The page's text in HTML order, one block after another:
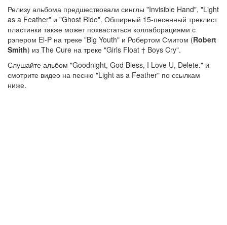
Релизу альбома предшествовали синглы "Invisible Hand", "Light
as a Feather" и "Ghost Ride". Обширный 15-песенный треклист
пластинки также может похвастаться коллаборациями с
рэпером El-P на треке "Big Youth" и Робертом Смитом (Robert
Smith) из The Cure на треке "Girls Float † Boys Cry".
Слушайте альбом "Goodnight, God Bless, I Love U, Delete." и
смотрите видео на песню "Light as a Feather" по ссылкам
ниже.